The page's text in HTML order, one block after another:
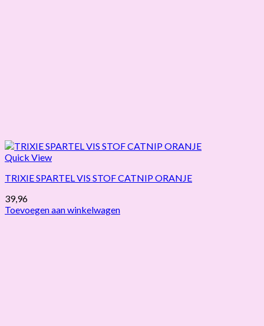
Quick View
TRIXIE SPARTEL VIS STOF CATNIP ORANJE
39,96
Toevoegen aan winkelwagen